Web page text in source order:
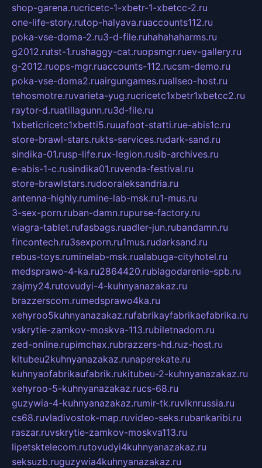
shop-garena.rucricetc-1-xbetr-1-xbetcc-2.ru
one-life-story.rutop-halyava.ruaccounts112.ru
poka-vse-doma-2.ru3-d-file.ruhahahaharms.ru
g2012.rutst-1.rushaggy-cat.ruopsmgr.ruev-gallery.ru
g-2012.ruops-mgr.ruaccounts-112.rucsm-demo.ru
poka-vse-doma2.ruairgungames.ruallseo-host.ru
tehosmotre.ruvarieta-yug.rucricetc1xbetr1xbetcc2.ru
raytor-d.ruatillagunn.ru3d-file.ru
1xbeticricetc1xbetti5.ruuafoot-statti.rue-abis1c.ru
store-brawl-stars.rukts-services.rudark-sand.ru
sindika-01.rusp-life.rux-legion.rusib-archives.ru
e-abis-1-c.rusindika01.ruvenda-festival.ru
store-brawlstars.rudooraleksandria.ru
antenna-highly.rumine-lab-msk.ru1-mus.ru
3-sex-porn.ruban-damn.rupurse-factory.ru
viagra-tablet.rufasbags.ruadler-jun.rubandamn.ru
fincontech.ru3sexporn.ru1mus.rudarksand.ru
rebus-toys.ruminelab-msk.rualabuga-cityhotel.ru
medsprawo-4-ka.ru2864420.rublagodarenie-spb.ru
zajmy24.rutovudyi-4-kuhnyanazakaz.ru
brazzerscom.rumedsprawo4ka.ru
xehyroo5kuhnyanazakaz.rufabrikayfabrikaefabrika.ru
vskrytie-zamkov-moskva-113.rubiletnadom.ru
zed-online.rupimchax.rubrazzers-hd.ruz-host.ru
kitubeu2kuhnyanazakaz.runaperekate.ru
kuhnyaofabrikaufabrik.rukitubeu-2-kuhnyanazakaz.ru
xehyroo-5-kuhnyanazakaz.rucs-68.ru
guzywia-4-kuhnyanazakaz.rumir-tk.ruvlknrussia.ru
cs68.ruvladivostok-map.ruvideo-seks.rubankaribi.ru
raszar.ruvskrytie-zamkov-moskva113.ru
lipetsktelecom.rutovudyi4kuhnyanazakaz.ru
seksuzb.ruguzywia4kuhnyanazakaz.ru